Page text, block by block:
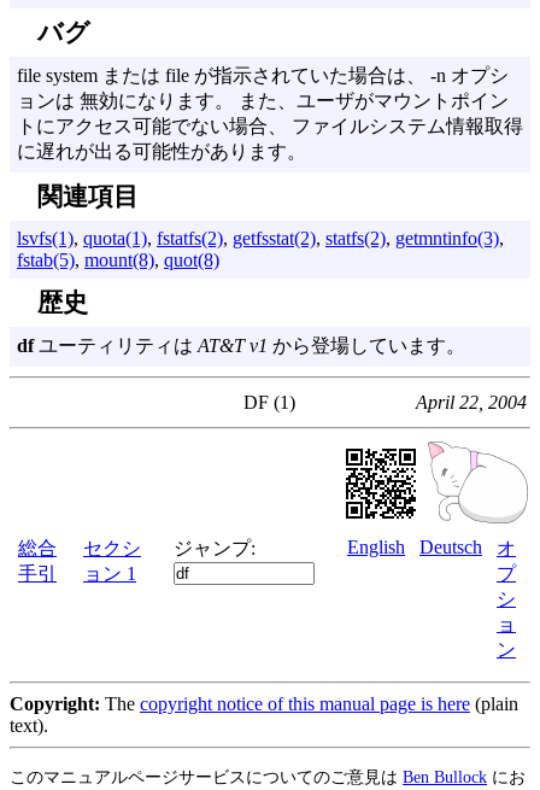
バグ
file system または file が指示されていた場合は、 -n オプシ
ョンは 無効になります。 また、ユーザがマウントポイン
トにアクセス可能でない場合、 ファイルシステム情報取得
に遅れが出る可能性があります。
関連項目
lsvfs(1), quota(1), fstatfs(2), getfsstat(2), statfs(2), getmntinfo(3),
fstab(5), mount(8), quot(8)
歴史
dfユーティリティは AT&T v1 から登場しています。
DF (1) April 22, 2004
総合
手引
セクシ
ョン 1
ジャンプ: English Deutsch
オ
プ
シ
ョ
ン
Copyright: The copyright notice of this manual page is here (plain
text).
このマニュアルページサービスについてのご意見は Ben Bullock にお